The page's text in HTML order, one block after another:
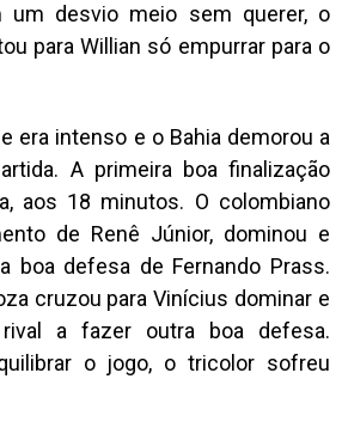
um desvio meio sem querer, o
para Willian só empurrar para o
era intenso e o Bahia demorou a
A primeira boa finalização
aos 18 minutos. O colombiano
de Renê Júnior, dominou e
boa defesa de Fernando Prass.
cruzou para Vinícius dominar e
a fazer outra boa defesa.
o jogo, o tricolor sofreu